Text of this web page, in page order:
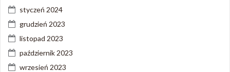
styczeń 2024
grudzień 2023
listopad 2023
październik 2023
wrzesień 2023